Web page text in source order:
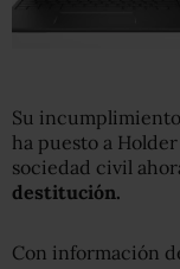
Su
ha puesto a
sociedad civil
destitución.
Con información